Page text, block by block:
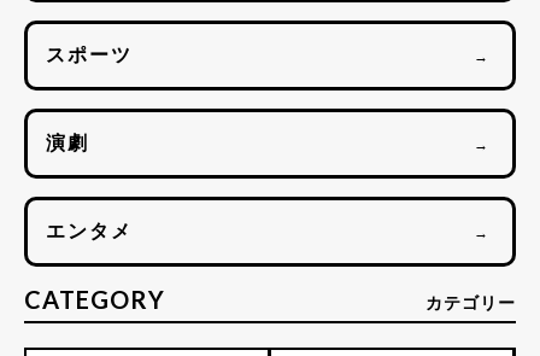
スポーツ →
演劇 →
エンタメ →
CATEGORY カテゴリー